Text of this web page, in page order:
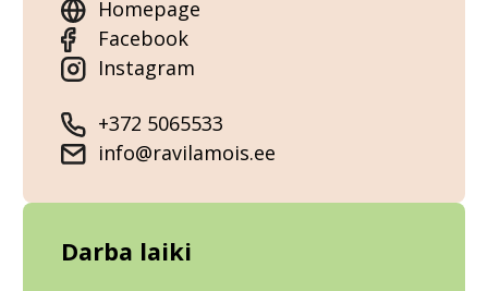
Homepage
Facebook
Instagram
+372 5065533
info@ravilamois.ee
Darba laiki